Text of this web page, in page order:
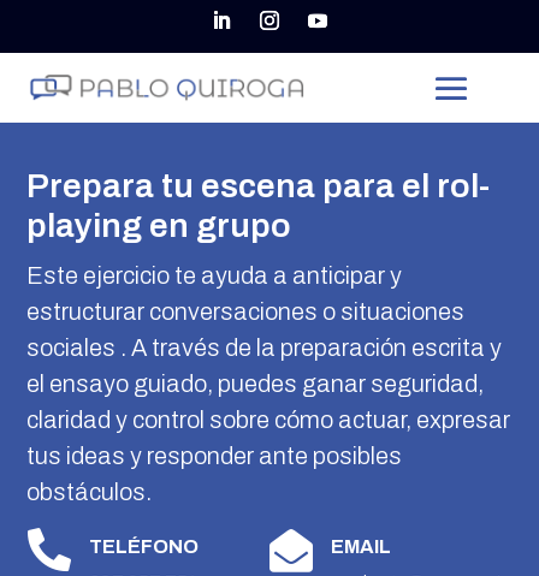
Prepara tu escena para el rol-
playing en grupo
Este ejercicio te ayuda a anticipar y
estructurar conversaciones o situaciones
sociales . A través de la preparación escrita y
el ensayo guiado, puedes ganar seguridad,
claridad y control sobre cómo actuar, expresar
tus ideas y responder ante posibles
obstáculos.

TELÉFONO

EMAIL